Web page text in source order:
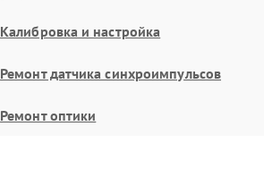
Калибровка и настройка
Ремонт датчика синхроимпульсов
Ремонт оптики